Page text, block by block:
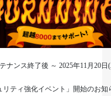
ンス終了後 ～ 2025年11月20日
ティ強化イベント」開始のお知